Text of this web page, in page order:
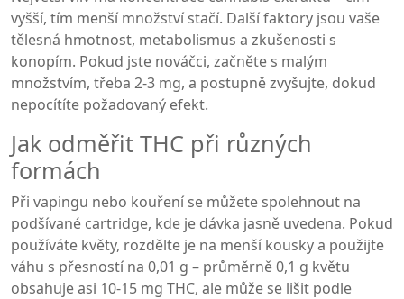
vyšší, tím menší množství stačí. Další faktory jsou vaše
tělesná hmotnost, metabolismus a zkušenosti s
konopím. Pokud jste nováčci, začněte s malým
množstvím, třeba 2‑3 mg, a postupně zvyšujte, dokud
nepocítíte požadovaný efekt.
Jak odměřit THC při různých
formách
Při vapingu nebo kouření se můžete spolehnout na
podšívané cartridge, kde je dávka jasně uvedena. Pokud
používáte květy, rozdělte je na menší kousky a použijte
váhu s přesností na 0,01 g – průměrně 0,1 g květu
obsahuje asi 10‑15 mg THC, ale může se lišit podle